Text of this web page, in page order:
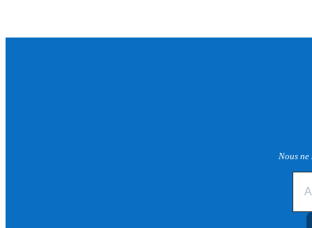
Nous ne